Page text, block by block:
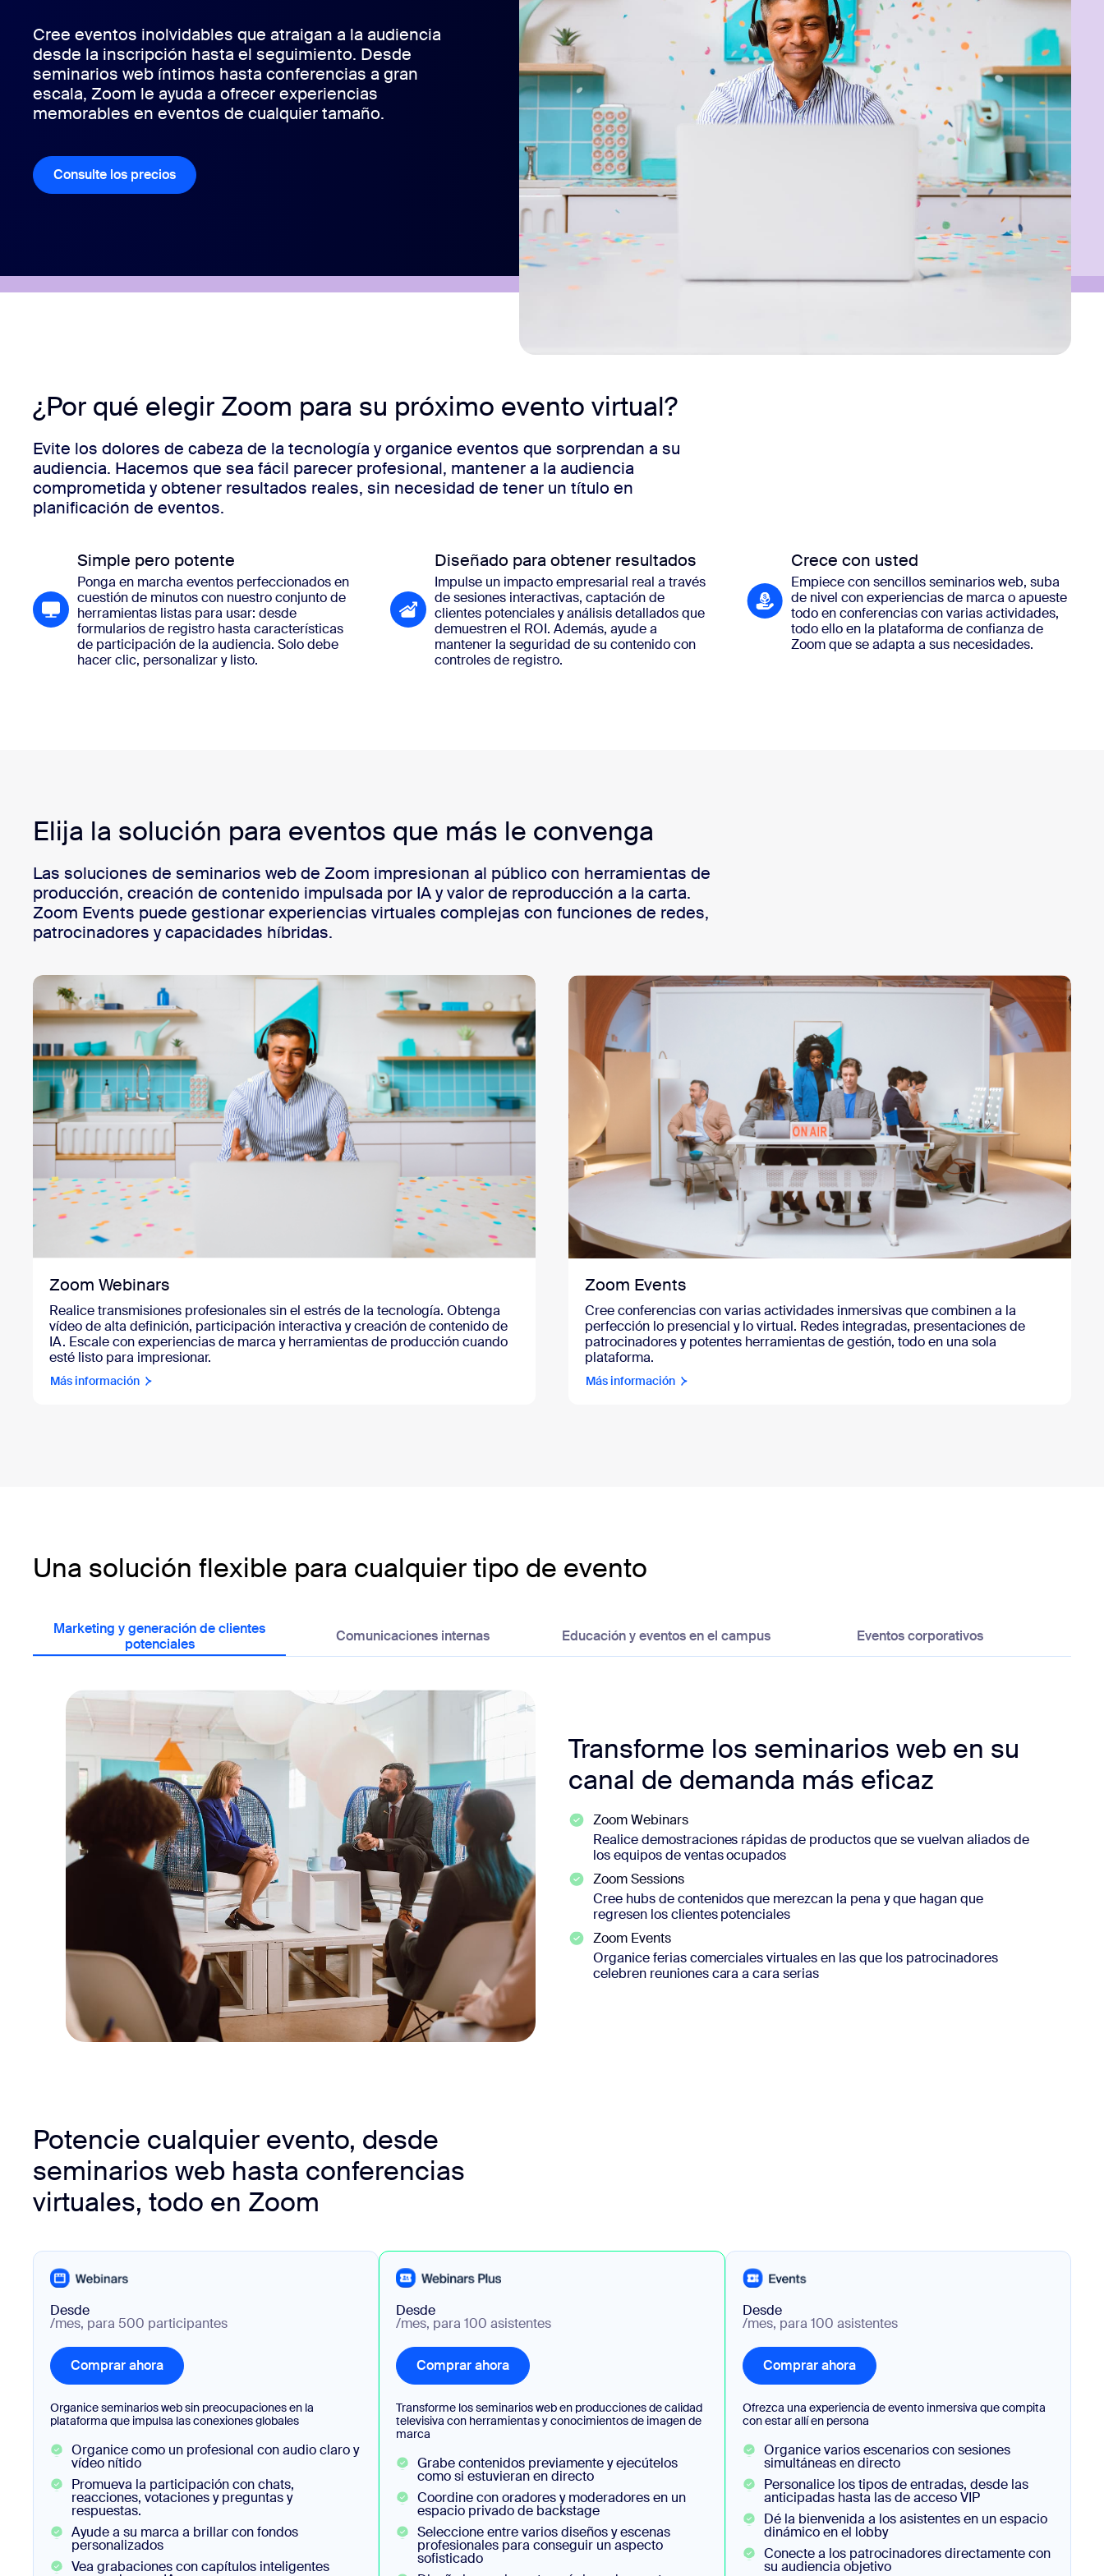
Instalar en el escritorio
Centro de descargas
Iniciar contacto
+1.888.799.9666/ +1.888.303.1012
Cree eventos inolvidables que atraigan a la audiencia
desde la inscripción hasta el seguimiento. Desde
seminarios web íntimos hasta conferencias a gran
escala, Zoom le ayuda a ofrecer experiencias
memorables en eventos de cualquier tamaño.
Consulte los precios
¿Por qué elegir Zoom para su próximo evento virtual?
Evite los dolores de cabeza de la tecnología y organice eventos que sorprendan a su
audiencia. Hacemos que sea fácil parecer profesional, mantener a la audiencia
comprometida y obtener resultados reales, sin necesidad de tener un título en
planificación de eventos.
Simple pero potente
Ponga en marcha eventos perfeccionados en
cuestión de minutos con nuestro conjunto de
herramientas listas para usar: desde
formularios de registro hasta características
de participación de la audiencia. Solo debe
hacer clic, personalizar y listo.
Diseñado para obtener resultados
Impulse un impacto empresarial real a través
de sesiones interactivas, captación de
clientes potenciales y análisis detallados que
demuestren el ROI. Además, ayude a
mantener la seguridad de su contenido con
controles de registro.
Crece con usted
Empiece con sencillos seminarios web, suba
de nivel con experiencias de marca o apueste
todo en conferencias con varias actividades,
todo ello en la plataforma de confianza de
Zoom que se adapta a sus necesidades.
Elija la solución para eventos que más le convenga
Las soluciones de seminarios web de Zoom impresionan al público con herramientas de
producción, creación de contenido impulsada por IA y valor de reproducción a la carta.
Zoom Events puede gestionar experiencias virtuales complejas con funciones de redes,
patrocinadores y capacidades híbridas.
Zoom Webinars
Realice transmisiones profesionales sin el estrés de la tecnología. Obtenga
vídeo de alta definición, participación interactiva y creación de contenido de
IA. Escale con experiencias de marca y herramientas de producción cuando
esté listo para impresionar.
Más información
Zoom Events
Cree conferencias con varias actividades inmersivas que combinen a la
perfección lo presencial y lo virtual. Redes integradas, presentaciones de
patrocinadores y potentes herramientas de gestión, todo en una sola
plataforma.
Más información
Una solución flexible para cualquier tipo de evento
Marketing y generación de clientes
potenciales
Comunicaciones internas Educación y eventos en el campus Eventos corporativos
Transforme los seminarios web en su
canal de demanda más eficaz
Zoom Webinars
Realice demostraciones rápidas de productos que se vuelvan aliados de
los equipos de ventas ocupados
Zoom Sessions
Cree hubs de contenidos que merezcan la pena y que hagan que
regresen los clientes potenciales
Zoom Events
Organice ferias comerciales virtuales en las que los patrocinadores
celebren reuniones cara a cara serias
Potencie cualquier evento, desde
seminarios web hasta conferencias
virtuales, todo en Zoom
Desde
/mes, para 500 participantes
Comprar ahora Comprar ahora
Organice seminarios web sin preocupaciones en la
plataforma que impulsa las conexiones globales
Organice como un profesional con audio claro y
vídeo nítido
Promueva la participación con chats,
reacciones, votaciones y preguntas y
respuestas.
Ayude a su marca a brillar con fondos
personalizados
Vea grabaciones con capítulos inteligentes
Desde
/mes, para 100 asistentes
Comprar ahora Comprar ahora
Transforme los seminarios web en producciones de calidad
televisiva con herramientas y conocimientos de imagen de
marca
Grabe contenidos previamente y ejecútelos
como si estuvieran en directo
Coordine con oradores y moderadores en un
espacio privado de backstage
Seleccione entre varios diseños y escenas
profesionales para conseguir un aspecto
sofisticado
Desde
/mes, para 100 asistentes
Comprar ahoraComprar ahora
Ofrezca una experiencia de evento inmersiva que compita
con estar allí en persona
Organice varios escenarios con sesiones
simultáneas en directo
Personalice los tipos de entradas, desde las
anticipadas hasta las de acceso VIP
Dé la bienvenida a los asistentes en un espacio
dinámico en el lobby
Conecte a los patrocinadores directamente con
su audiencia objetivo